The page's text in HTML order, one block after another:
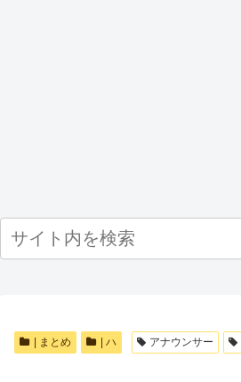
| まとめ | ハ アナウンサー